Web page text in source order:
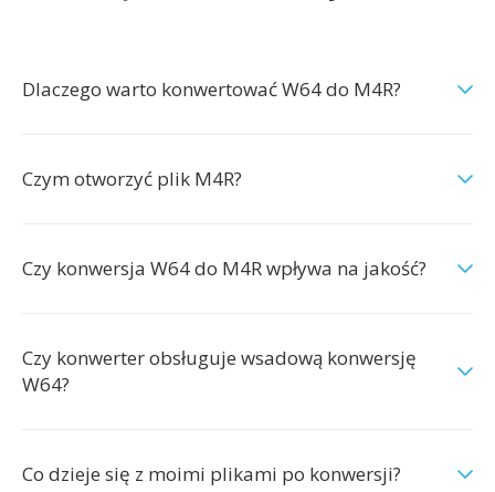
Dlaczego warto konwertować W64 do M4R?
Czym otworzyć plik M4R?
Czy konwersja W64 do M4R wpływa na jakość?
Czy konwerter obsługuje wsadową konwersję
W64?
Co dzieje się z moimi plikami po konwersji?